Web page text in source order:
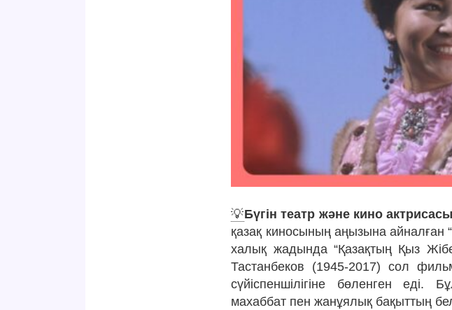
💡Бүгін театр және кино
қазақ киносының аңызына айналған
халық жадында “Қазақтың Қыз
Тастанбеков (1945-2017) сол
сүйіспеншілігіне бөленген еді.
махаббат пен жанұялық бақыттың